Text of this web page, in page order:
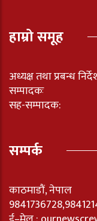
हाम्रो समूह
अध्यक्ष तथा प्रबन्ध
सम्पादकः
सह-सम्पादक:
सम्पर्क
काठमाडौं, नेपाल